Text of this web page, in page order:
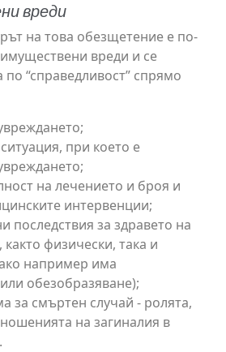
вреди
на това обезщетение е по-
вреди и се
“справедливост” спрямо
при което е
на лечението и броя и
интервенции;
последствия за здравето на
както физически, така и
например има
обезобразяване);
за смъртен случай - ролята,
на загиналия в